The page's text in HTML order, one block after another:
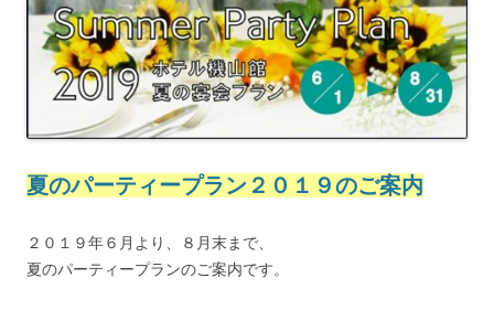
夏のパーティープラン２０１９のご案内
２０１９年６月より、８月末まで、
夏のパーティープランのご案内です。